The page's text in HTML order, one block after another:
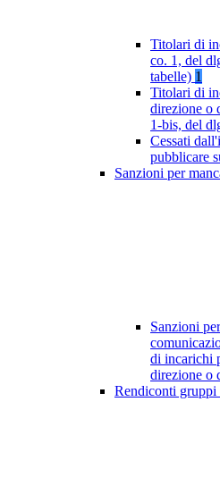
Titolari di
co. 1, del
tabelle) 1
Titolari di
direzione o
1-bis, del
Cessati
pubblicare
Sanzioni per
Sanzioni
di incarichi
direzione o
Rendiconti